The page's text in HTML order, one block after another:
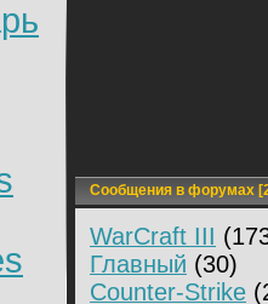
Сообщения в форумах
WarCraft III
Главный (30)
Counter-Strike